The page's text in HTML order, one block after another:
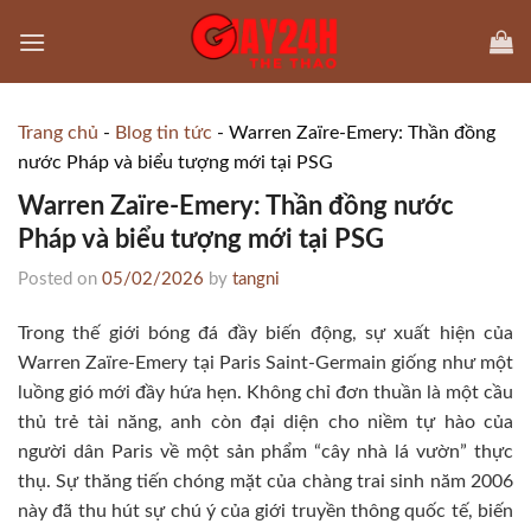
Trang chủ - Blog tin tức - Warren Zaïre-Emery: Thần đồng
nước Pháp và biểu tượng mới tại PSG
Warren Zaïre-Emery: Thần đồng nước
Pháp và biểu tượng mới tại PSG
Posted on 05/02/2026 by tangni
Trong thế giới bóng đá đầy biến động, sự xuất hiện của
Warren Zaïre-Emery tại Paris Saint-Germain giống như một
luồng gió mới đầy hứa hẹn. Không chỉ đơn thuần là một cầu
thủ trẻ tài năng, anh còn đại diện cho niềm tự hào của
người dân Paris về một sản phẩm “cây nhà lá vườn” thực
thụ. Sự thăng tiến chóng mặt của chàng trai sinh năm 2006
này đã thu hút sự chú ý của giới truyền thông quốc tế, biến